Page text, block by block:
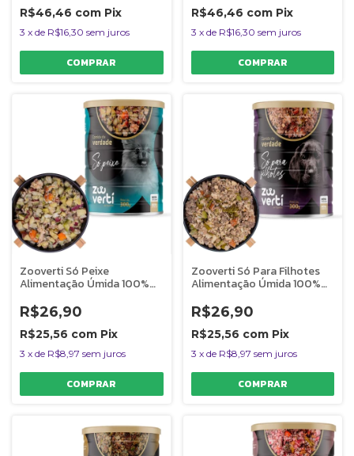
R$46,46 com Pix
3 x de R$16,30 sem juros
R$46,46 com Pix
3 x de R$16,30 sem juros
Zooverti Só Peixe
Alimentação Úmida 100%
Monoproteica
Hipoalergênica 300g
R$26,90
R$25,56 com Pix
3 x de R$8,97 sem juros
Zooverti Só Para Filhotes
Alimentação Úmida 100%
R$26,90
R$25,56 com Pix
3 x de R$8,97 sem juros